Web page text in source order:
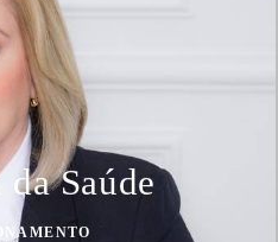
da Saúde